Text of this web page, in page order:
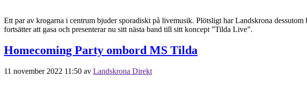
Ett par av krogarna i centrum bjuder sporadiskt på livemusik. Plötsligt har Landskrona
fortsätter att gasa och presenterar nu sitt nästa band till sitt koncept ”Tilda Live”.
Homecoming Party ombord MS Tilda
11 november 2022 11:50 av Landskrona Direkt